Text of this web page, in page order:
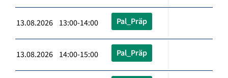
13.08.2026 13:00-14:00 Pal_Präp
13.08.2026 14:00-15:00 Pal_Präp